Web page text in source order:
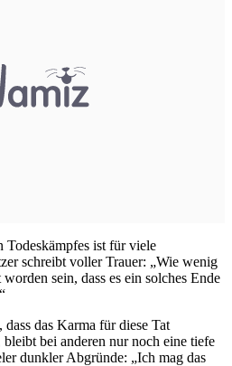
Todeskämpfes ist für viele
schreibt voller Trauer: „Wie wenig
sein, dass es ein solches Ende
das Karma für diese Tat
bleibt bei anderen nur noch eine tiefe
dunkler Abgründe: „Ich mag das